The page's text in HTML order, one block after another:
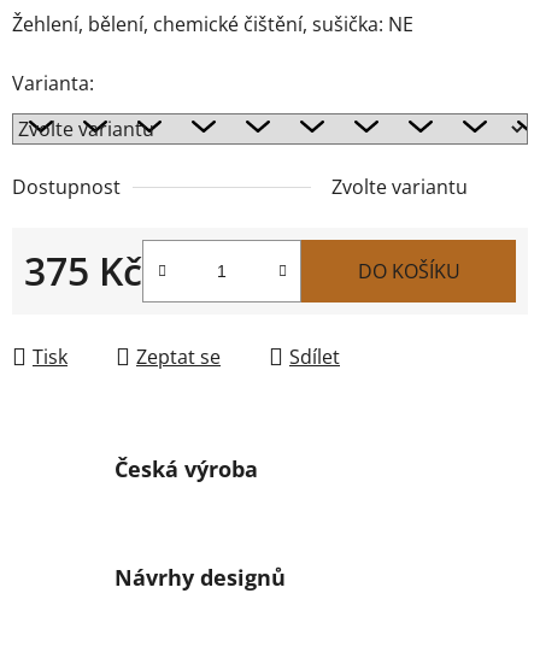
Žehlení, bělení, chemické čištění, sušička: NE
Varianta:
Dostupnost Zvolte variantu
375 Kč DO KOŠÍKU
Tisk Zeptat se Sdílet
Česká výroba
Návrhy designů